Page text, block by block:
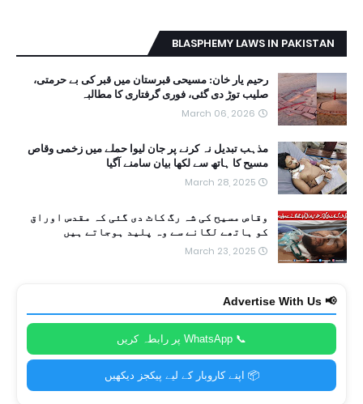
BLASPHEMY LAWS IN PAKISTAN
رحیم یار خان: مسیحی قبرستان میں قبر کی بے حرمتی،
صلیب توڑ دی گئی، فوری گرفتاری کا مطالبہ
March 06, 2026
مذہب تبدیل نہ کرنے پر جان لیوا حملے میں زخمی وقاص
مسیح کا ہاتھ سے لکھا بیان سامنے آگیا
March 28, 2025
وقاص مسیح کی شہ رگ کاٹ دی گئی کہ مقدس اوراق
کو ہاتھے لگانے سے وہ پلید ہوجاتے ہیں
March 23, 2025
📢 Advertise With Us
📞 WhatsApp پر رابطہ کریں
📦 اپنے کاروبار کے لیے پیکجز دیکھیں